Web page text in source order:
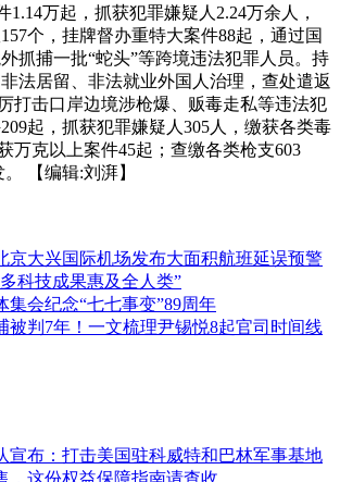
1.14万起，抓获犯罪嫌疑人2.24万余人，
个，挂牌督办重特大案件88起，通过国
抓捕一批“蛇头”等跨境违法犯罪人员。持
法居留、非法就业外国人治理，查处遣返
打击口岸边境涉枪爆、贩毒走私等违法犯
起，抓获犯罪嫌疑人305人，缴获各类毒
万克以上案件45起；查缴各类枪支603
【编辑:刘湃】
京大兴国际机场发布大面积航班延误预警
科技成果惠及全人类”
集会纪念“七七事变”89周年
被判7年！一文梳理尹锡悦8起官司时间线
宣布：打击美国驻科威特和巴林军事基地
，这份权益保障指南请查收